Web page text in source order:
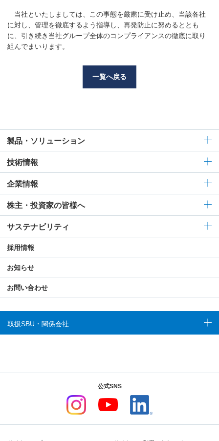
当社といたしましては、この事態を厳粛に受け止め、当該各社
に対し、管理を徹底するよう指導し、再発防止に努めるととも
に、引き続き当社グループ全体のコンプライアンスの徹底に取り
組んでまいります。
一覧へ戻る
製品・ソリューション
技術情報
企業情報
株主・投資家の皆様へ
サステナビリティ
採用情報
お知らせ
お問い合わせ
取扱SBU・関係会社
公式SNS